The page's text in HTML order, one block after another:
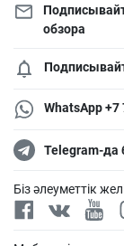
обзора
WhatsApp +7
Telegram-да
Біз әлеуметтік